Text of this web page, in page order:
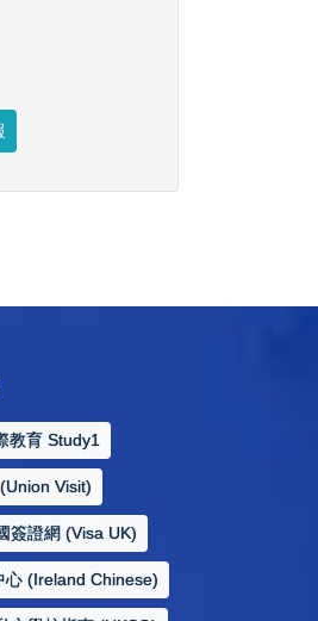
教育 Study1
Visit)
簽證網 (Visa UK)
(Ireland Chinese)